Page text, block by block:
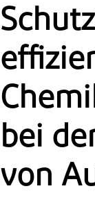
bei
von